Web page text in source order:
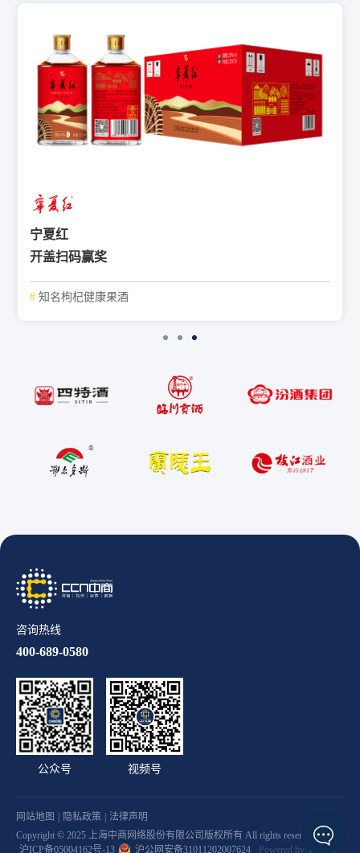
宁夏红
开盖扫码赢奖
# 知名枸杞健康果酒
咨询热线
400-689-0580
公众号 视频号
Copyright © 2025 上海中商网络股份有限公司版权所有 All rights reserved.
沪ICP备05004162号-13
沪公网安备31011202007624 Powered by Yongsy
网站地图 隐私政策 法律声明